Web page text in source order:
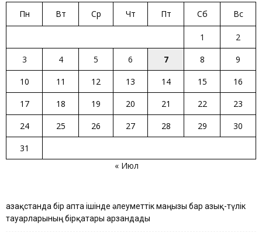
Пн Вт Ср Чт Пт Сб Вс
1
2
3
4 5 6 7 8
9
10
11 12 13 14 15
16
17
18 19 20 21 22
23
24
25 26 27 28 29
30
31
« Июл
Қазақстанда бір апта ішінде әлеуметтік маңызы бар азық-түлік
тауарларының бірқатары арзандады